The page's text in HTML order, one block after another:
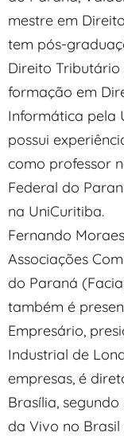
mestre em
tem pós-
Direito Tributário
formação em
Informática pela
possui
como professor
Federal do
na UniCuritiba.
Fernando
Associações
do Paraná
também é
Empresário,
Industrial de
empresas, é
Brasília,
da Vivo no